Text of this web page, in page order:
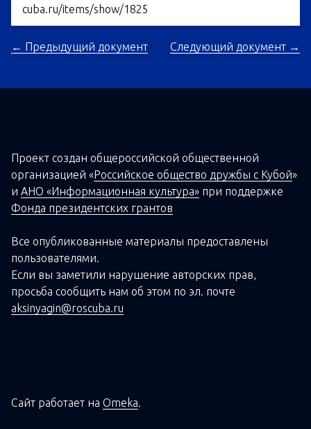
cuba.ru/items/show/1825
← Предыдущий документ Следующий документ →
Проект создан общероссийской общественной
организацией «Российское общество дружбы с Кубой»
и АНО «Информационная культура» при поддержке
Фонда президентских грантов
Все опубликованные материалы предоставлены
пользователями.
Если вы заметили нарушение авторских прав,
просьба сообщить нам об этом по эл. почте
aksinyagin@roscuba.ru
Сайт работает на Omeka.